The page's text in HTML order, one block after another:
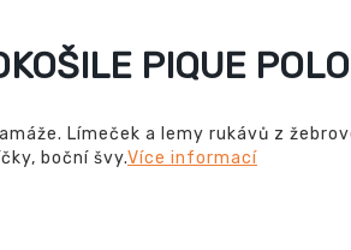
PIQUE POLO
Límeček a lemy rukávů z
boční švy.Více informací